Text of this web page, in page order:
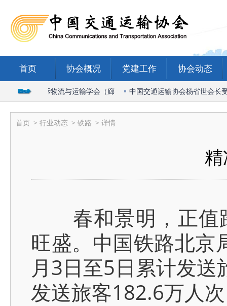
首页 协会概况 党建工作 协会动态
席2026国际物流与运输学会（廊 中国交通运输协会杨省世会长受
首页 > 行业动态 > 铁路 > 详情
春和景明，正值
旺盛。中国铁路北京
月3日至5日累计发
发送旅客182.6万人